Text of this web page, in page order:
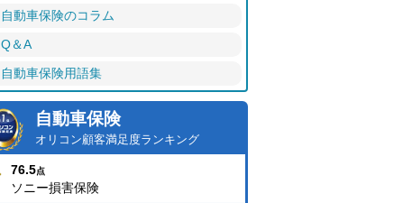
自動車保険のコラム
Q＆A
自動車保険用語集
自動車保険
オリコン顧客満足度ランキング
76.5点
ソニー損害保険